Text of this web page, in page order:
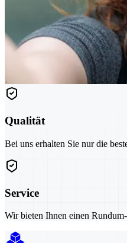
Qualität
Bei uns erhalten Sie nur die
Service
Wir bieten Ihnen einen